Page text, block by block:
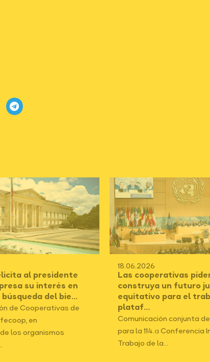
al presidente
su interés en
del bie...
de Cooperativas de
en
los organismos
18.06.2026
Las cooperativas
construya un futuro
equitativo para el
plataf...
Comunicación conjunta
para la 114.ª Conferencia
Trabajo de la...